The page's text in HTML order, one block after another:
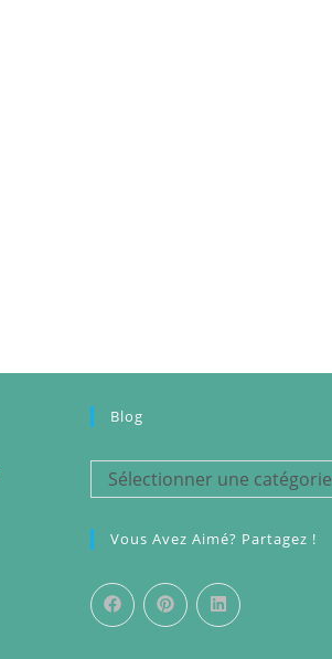
Blog
BlogSélectionner une catégorie
Vous Avez Aimé? Partagez !